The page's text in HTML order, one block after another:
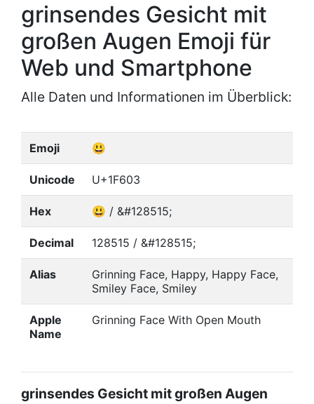
grinsendes Gesicht mit
großen Augen Emoji für
Web und Smartphone
Alle Daten und Informationen im Überblick:
Emoji 😃
Unicode U+1F603
Hex 😃 / &#128515;
Decimal 128515 / &#128515;
Alias
Grinning Face, Happy, Happy Face,
Smiley Face, Smiley
Apple
Name
Grinning Face With Open Mouth
grinsendes Gesicht mit großen Augen